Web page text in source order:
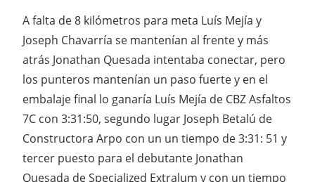
A falta de 8 kilómetros para meta Luís Mejía y
Joseph Chavarría se mantenían al frente y más
atrás Jonathan Quesada intentaba conectar, pero
los punteros mantenían un paso fuerte y en el
embalaje final lo ganaría Luís Mejía de CBZ Asfaltos
7C con 3:31:50, segundo lugar Joseph Betalú de
Constructora Arpo con un un tiempo de 3:31: 51 y
tercer puesto para el debutante Jonathan
Quesada de Specialized Extralum y con un tiempo